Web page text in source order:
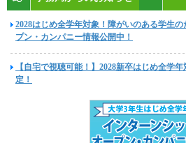
2028はじめ全学年対象！障がいのある学生
プン・カンパニー情報公開中！
【自宅で視聴可能！】2028新卒はじめ全学
定！